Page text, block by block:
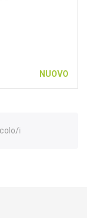
NUOVO
i